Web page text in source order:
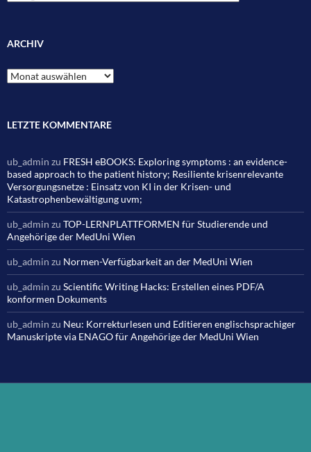
ARCHIV
Archiv
LETZTE KOMMENTARE
ub_admin zu FRESH eBOOKS: Exploring symptoms : an evidence-
based approach to the patient history; Resiliente krisenrelevante
Versorgungsnetze : Einsatz von KI in der Krisen- und
Katastrophenbewältigung uvm;
ub_admin zu TOP-LERNPLATTFORMEN für Studierende und
Angehörige der MedUni Wien
ub_admin zu Normen-Verfügbarkeit an der MedUni Wien
ub_admin zu Scientific Writing Hacks: Erstellen eines PDF/A
konformen Dokuments
ub_admin zu Neu: Korrekturlesen und Editieren englischsprachiger
Manuskripte via ENAGO für Angehörige der MedUni Wien